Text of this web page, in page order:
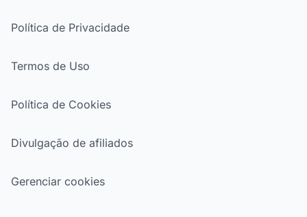
Política de Privacidade
Termos de Uso
Política de Cookies
Divulgação de afiliados
Gerenciar cookies